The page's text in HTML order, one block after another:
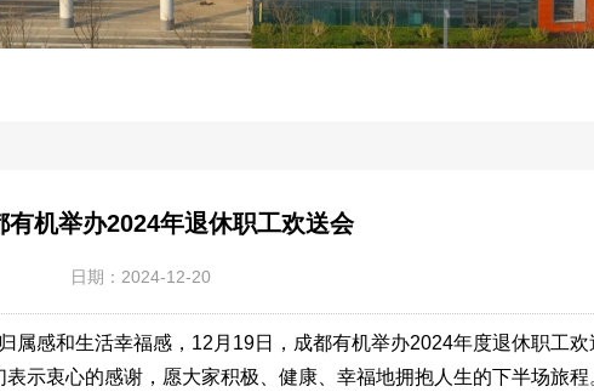
有机举办2024年退休职工欢送会
日期：2024-12-20
属感和生活幸福感，12月19日，成都有机举办2024年度退休职工
示衷心的感谢，愿大家积极、健康、幸福地拥抱人生的下半场旅程